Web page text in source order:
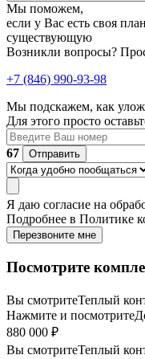
Мы поможем,
если у Вас есть своя
существующую
Возникли вопросы?
+7 (846) 990-93-98
Мы подскажем, как
Для этого просто
67
Отправить
Я даю согласие на
Подробнее в Политике
Перезвоните мне
Посмотрите
Вы смотритеТеплый
Нажмите и посмотрите
880 000 ₽
Вы смотритеТеплый